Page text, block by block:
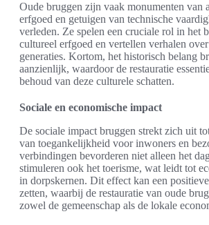
Oude bruggen zijn vaak monumenten van
erfgoed en getuigen van technische
verleden. Ze spelen een cruciale rol in het
cultureel erfgoed en vertellen verhalen
generaties. Kortom, het historisch belang
aanzienlijk, waardoor de restauratie
behoud van deze culturele schatten.
Sociale en economische impact
De sociale impact bruggen strekt zich uit
van toegankelijkheid voor inwoners en
verbindingen bevorderen niet alleen het
stimuleren ook het toerisme, wat leidt tot
in dorpskernen. Dit effect kan een
zetten, waarbij de restauratie van oude
zowel de gemeenschap als de lokale